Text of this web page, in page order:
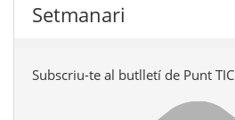
Setmanari
Subscriu-te al butlletí de Punt TIC